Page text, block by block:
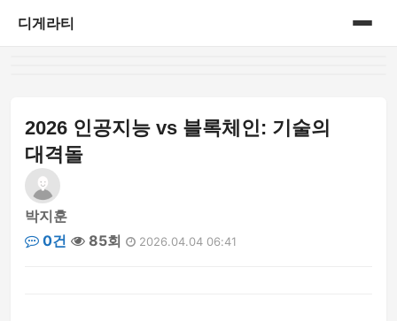
디게라티
2026 인공지능 vs 블록체인: 기술의
대격돌
박지훈
0건
85회 2026.04.04 06:41